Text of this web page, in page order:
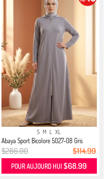
S M L XL
Abaya Sport Bicolore 5027-08 Gris
$286.00 $114.99
POUR AUJOURD HUI$68.99